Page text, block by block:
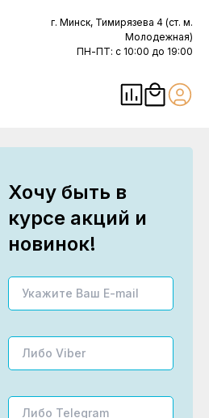
г. Минск, Тимирязева 4 (ст. м.
Молодежная)
ПН-ПТ: с 10:00 до 19:00
Хочу быть в
курсе акций и
новинок!